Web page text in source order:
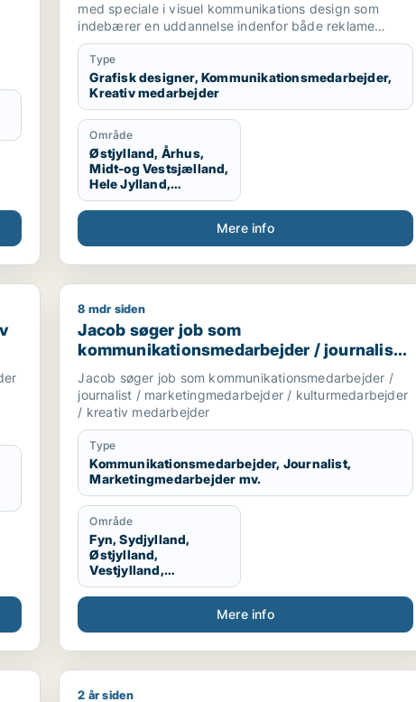
med speciale i visuel kommunikations design som
indebærer en uddannelse indenfor både reklame
branchen og grafisk design. Vi arbejder med
magasiner, kampagner, plakater, styling til billeder,
mode og livsstil, trends og markedsføring. jeg søger
praktikplads indefor grafisk design, kampagner,
reklamer, SoMe, magasiner, reklame bureau, mode
brands, livsstil brands, stylist og generelt alt der har
med visuel kommunikation at gøre.
Type
Grafisk designer, Kommunikationsmedarbejder,
Kreativ medarbejder
Område
Østjylland, Århus,
Midt-og Vestsjælland,
Hele Jylland,
Vestjylland,
Midtjylland
Mere info
/ kontorassistent / kundeservicemedarbejder
Jacob søger job som
8 mdr siden
Jacob søger job som
kommunikationsmedarbejder / journalist /
marketingmedarbejder /
kulturmedarbejder / kreativ medarbejder
Jacob søger job som kommunikationsmedarbejder /
journalist / marketingmedarbejder / kulturmedarbejder
/ kreativ medarbejder
Type
Kommunikationsmedarbejder, Journalist,
Marketingmedarbejder mv.
Område
Fyn, Sydjylland,
Østjylland,
Vestjylland,
Midtjylland
Mere info
/ kreativ medarbejder /
Jeg søger job som
2 år siden